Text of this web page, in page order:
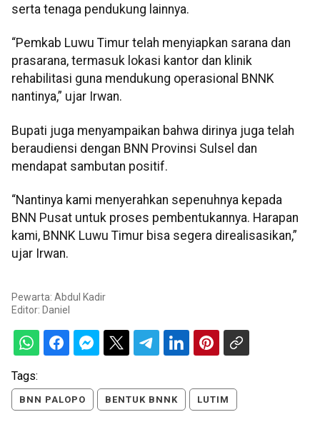
serta tenaga pendukung lainnya.
“Pemkab Luwu Timur telah menyiapkan sarana dan
prasarana, termasuk lokasi kantor dan klinik
rehabilitasi guna mendukung operasional BNNK
nantinya,” ujar Irwan.
Bupati juga menyampaikan bahwa dirinya juga telah
beraudiensi dengan BNN Provinsi Sulsel dan
mendapat sambutan positif.
“Nantinya kami menyerahkan sepenuhnya kepada
BNN Pusat untuk proses pembentukannya. Harapan
kami, BNNK Luwu Timur bisa segera direalisasikan,”
ujar Irwan.
Pewarta: Abdul Kadir
Editor: Daniel
Tags:
BNN PALOPO BENTUK BNNK LUTIM